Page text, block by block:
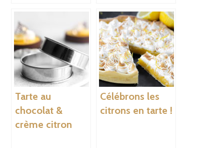
Tarte au
chocolat &
crème citron
Célébrons les
citrons en tarte !